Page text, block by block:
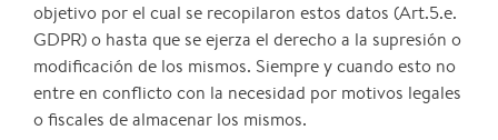
objetivo por el cual se recopilaron estos datos (Art.5.e.
GDPR) o hasta que se ejerza el derecho a la supresión o
modificación de los mismos. Siempre y cuando esto no
entre en conflicto con la necesidad por motivos legales
o fiscales de almacenar los mismos.